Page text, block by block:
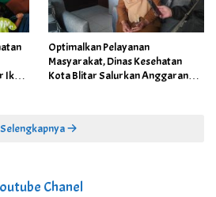
Ikuti
Optimalkan Pelayanan
Masyarakat, Dinas Kesehatan
Kota Blitar Salurkan Anggaran
Selengkapnya
Chanel